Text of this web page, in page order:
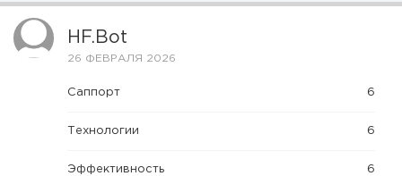
HF.bot
26 ФЕВРАЛЯ 2026
Саппорт 6
Технологии 6
Эффективность 6